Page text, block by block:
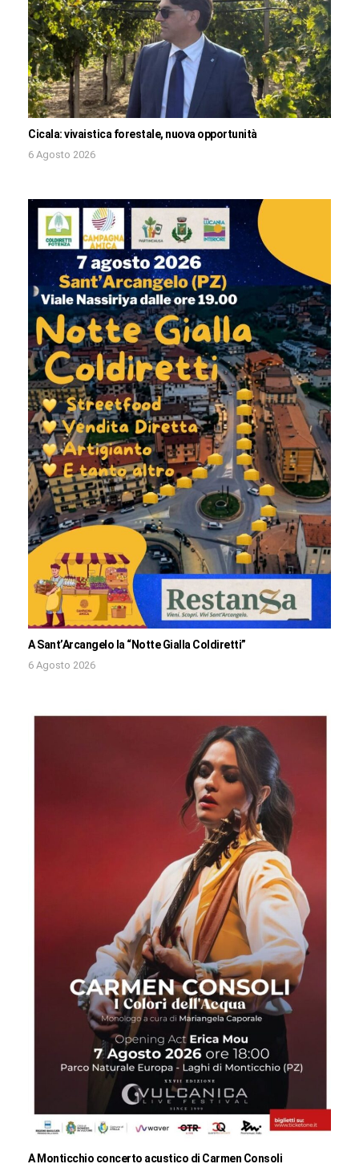
Cicala: vivaistica forestale, nuova opportunità
6 Agosto 2026
A Sant’Arcangelo la “Notte Gialla Coldiretti”
6 Agosto 2026
A Monticchio concerto acustico di Carmen Consoli